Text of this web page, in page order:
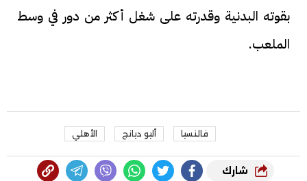
بقوته البدنية وقدرته على شغل أكثر من دور في وسط
الملعب.
فالنسيا أليو ديانج الأهلي
شارك